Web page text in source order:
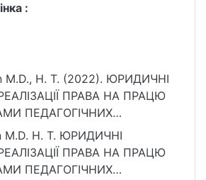
:
M.D., H. T. (2022). ЮРИДИЧНІ
ПРАВА НА ПРАЦЮ
ПЕДАГОГІЧНИХ
ОСВІТИ В УМОВАХ
ОРГАНІЗАЦІЇ НАВЧАННЯ І
Право, (2), 6–12.
M.D. H. T. ЮРИДИЧНІ
ПРАВА НА ПРАЦЮ
ПЕДАГОГІЧНИХ